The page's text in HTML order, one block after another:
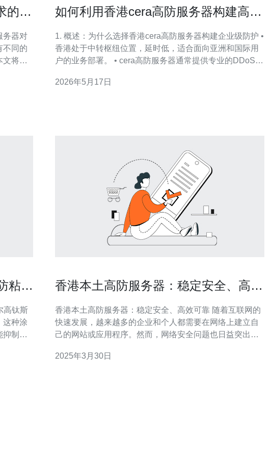
的用
务器对
不同的
文将为
如何利用香港cera高防服务器构建高可
1. 概述：为什么选择香港cera高防服务器构建企业级防护 •
香港处于中转枢纽位置，延时低，适合面向亚洲和国际用
户的业务部署。 • cera高防服务器通常提供专业的DDoS清
CDN方案相比，高防服务器可提供更细粒度的流量与连接
2026年5月17日
粘涂
这种涂
抑制细
香港本土高防服务器：稳定安全、高效
香港本土高防服务器：稳定安全、高效可靠 随着互联网的
快速发展，越来越多的企业和个人都需要在网络上建立自
己的网站或应用程序。然而，网络安全问题也日益突出，
胁，选择一台稳定安全、高效可靠的服务器变得尤为重
2025年3月30日